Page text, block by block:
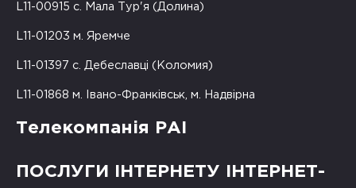
L11-00915 с. Мала Тур'я (Долина)
L11-01203 м. Яремче
L11-01397 с. Дебеславці (Коломия)
L11-01868 м. Івано-Франківськ, м. Надвірна
Телекомпанія РАІ
ПОСЛУГИ ІНТЕРНЕТУ ІНТЕРНЕТ-